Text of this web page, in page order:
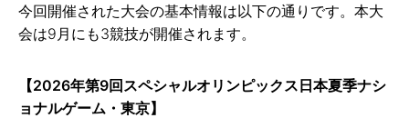
今回開催された大会の基本情報は以下の通りです。本大
会は9月にも3競技が開催されます。
【2026年第9回スペシャルオリンピックス日本夏季ナシ
ョナルゲーム・東京】